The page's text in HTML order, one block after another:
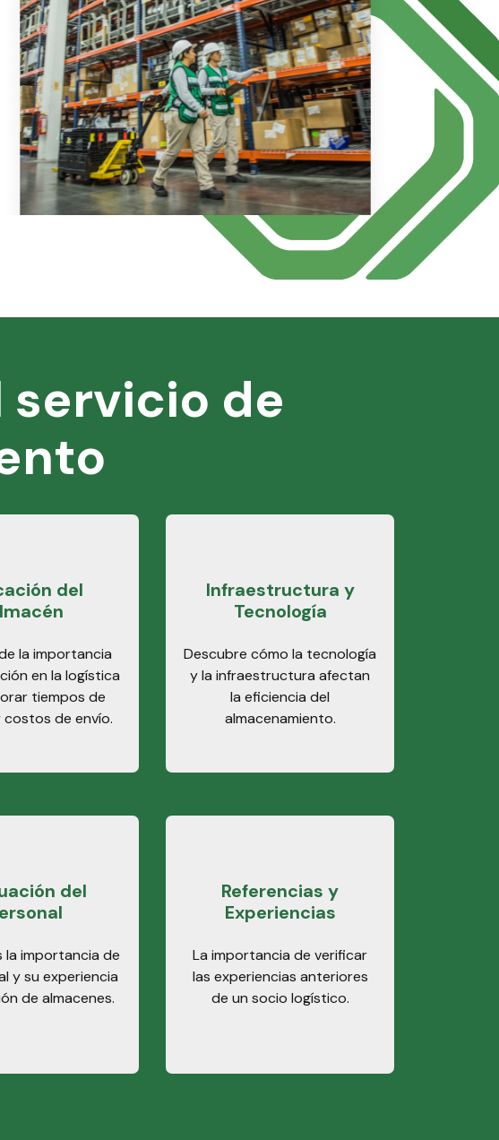
servicio de
del
la importancia
en la logística
tiempos de
de envío.
Infraestructura y
Tecnología
Descubre cómo la tecnología
y la infraestructura afectan
la eficiencia del
almacenamiento.
del
la importancia de
y su experiencia
de almacenes.
Referencias y
Experiencias
La importancia de verificar
las experiencias anteriores
de un socio logístico.